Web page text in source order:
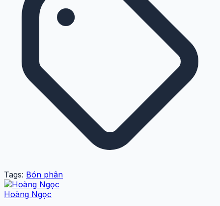
Tags: Bón phân
Hoàng Ngọc